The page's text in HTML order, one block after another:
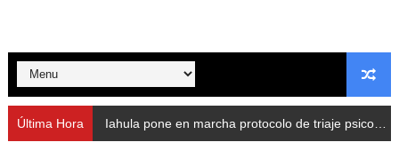
Nevado Gas optimiza servicio residencial en la
Balance semestral impulsa inclusión y atención a
Plan Vacacional Comunitario “Ríe 2026” recorre las
Última Hora Iahula pone en marcha protocolo de triaje psicosocial para atender a rescatistas